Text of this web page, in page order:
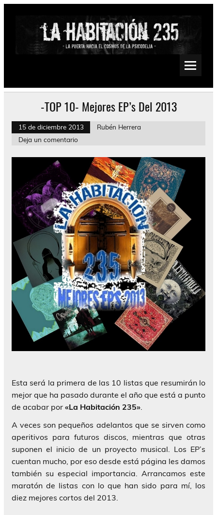
Saltar
Psychedelic, Stoner, Doom, Sludge, Fuzz, Space, Drone
-TOP 10- Mejores EP’s Del 2013
15 de diciembre 2013
Rubén Herrera
Deja un comentario
Esta será la primera de las 10 listas que resumirán lo
mejor que ha pasado durante el año que está a punto
de acabar por «La Habitación 235».
A veces son pequeños adelantos que se sirven como
aperitivos para futuros discos, mientras que otras
suponen el inicio de un proyecto musical. Los EP’s
cuentan mucho, por eso desde está página les damos
también su especial importancia. Arrancamos este
maratón de listas con lo que han sido para mí, los
diez mejores cortos del 2013.